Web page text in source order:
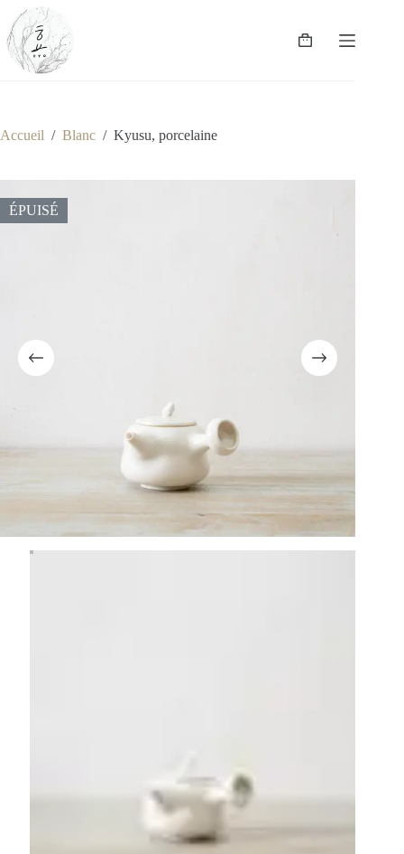
Passer
contenu
Panier
Accueil / Blanc / Kyusu, porcelaine
ÉPUISÉ